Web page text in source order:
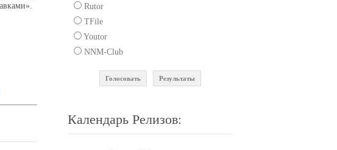
Rutor
TFile
Youtor
NNM-Club
Голосовать Результаты
Календарь Релизов: